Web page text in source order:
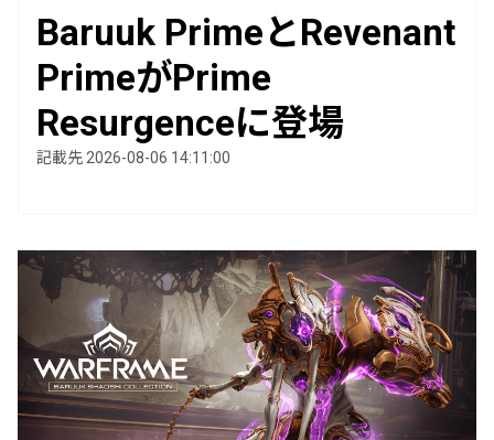
Baruuk PrimeとRevenant
PrimeがPrime
Resurgenceに登場
記載先 2026-08-06 14:11:00